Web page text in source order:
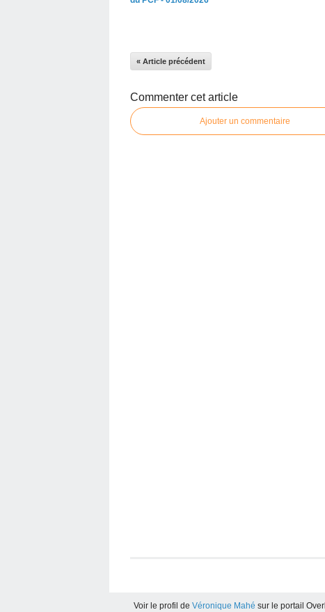
« Article précédent
Commenter cet article
Ajouter un commentaire
Voir le profil de Véronique Mahé sur le portail